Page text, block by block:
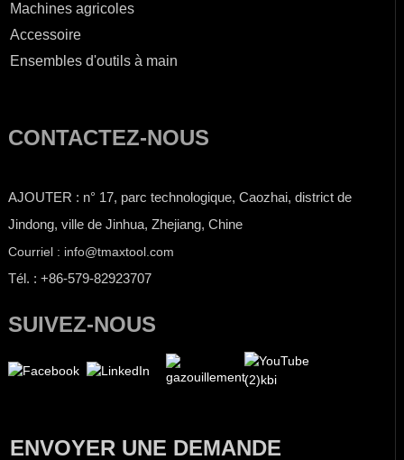
Machines agricoles
Accessoire
Ensembles d'outils à main
CONTACTEZ-NOUS
AJOUTER : n° 17, parc technologique, Caozhai, district de
Jindong, ville de Jinhua, Zhejiang, Chine
Courriel : info@tmaxtool.com
Tél. : +86-579-82923707
SUIVEZ-NOUS
ENVOYER UNE DEMANDE